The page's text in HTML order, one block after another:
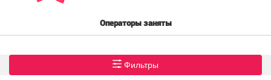
Операторы заняты
Фильтры